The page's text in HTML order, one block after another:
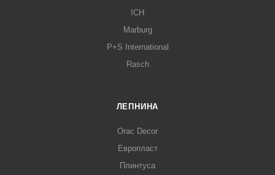
ICH
Marburg
P+S International
Rasch
ЛЕПНИНА
Orac Decor
Европласт
Плинтуса